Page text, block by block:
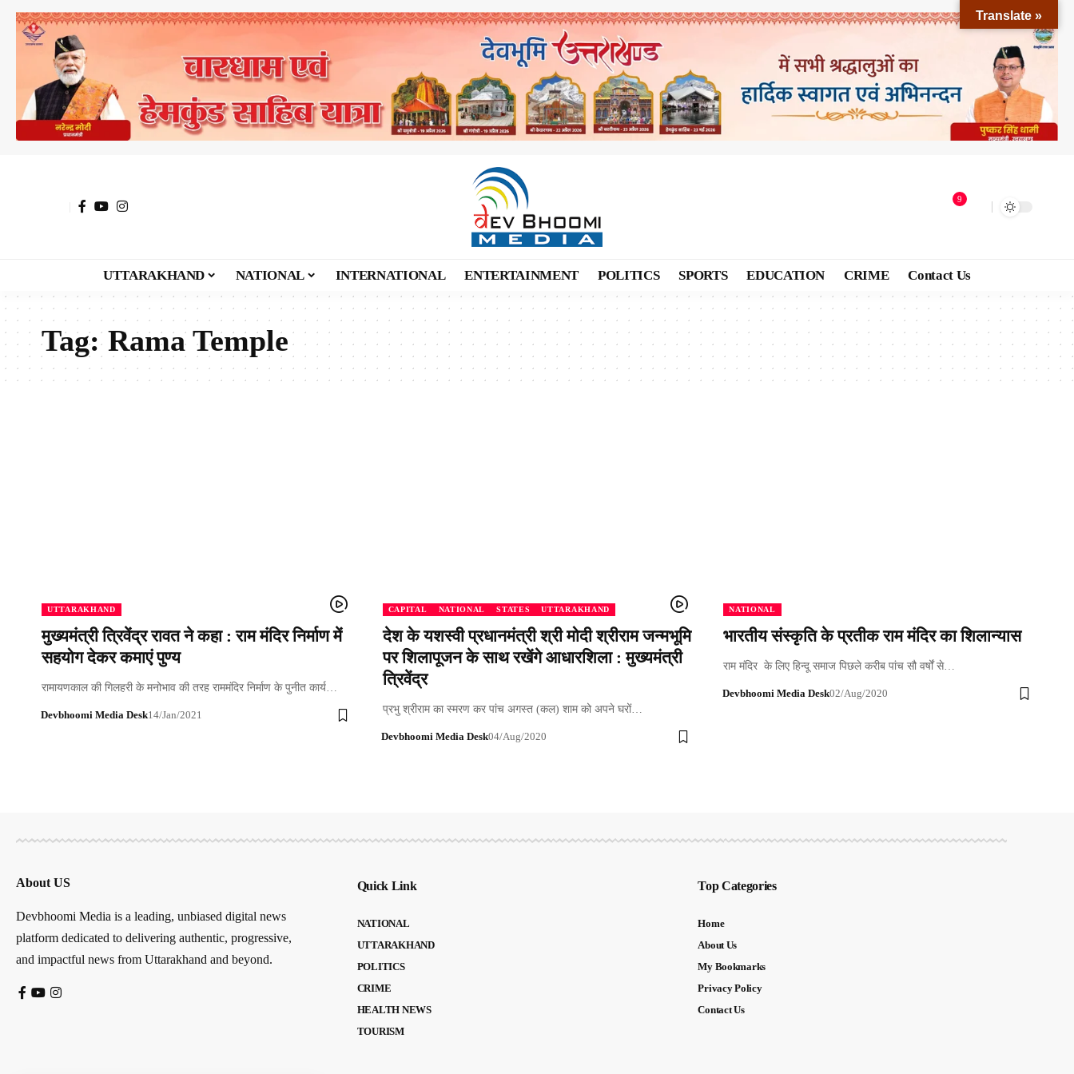
9
UTTARAKHAND NATIONAL INTERNATIONAL ENTERTAINMENT POLITICS SPORTS EDUCATION CRIME Contact Us
Tag:Rama Temple
UTTARAKHAND
मुख्यमंत्री त्रिवेंद्र रावत ने कहा : राम मंदिर निर्माण में
सहयोग देकर कमाएं पुण्य
रामायणकाल की गिलहरी के मनोभाव की तरह राममंदिर निर्माण के पुनीत कार्य…
Devbhoomi Media Desk14/Jan/2021
CAPITAL NATIONAL STATES UTTARAKHAND
देश के यशस्वी प्रधानमंत्री श्री मोदी श्रीराम जन्मभूमि
पर शिलापूजन के साथ रखेंगे आधारशिला : मुख्यमंत्री
त्रिवेंद्र
प्रभु श्रीराम का स्मरण कर पांच अगस्त (कल) शाम को अपने घरों…
Devbhoomi Media Desk04/Aug/2020
NATIONAL
भारतीय संस्कृति के प्रतीक राम मंदिर का शिलान्यास
राम मंदिर के लिए हिन्दू समाज पिछले करीब पांच सौ वर्षों से…
Devbhoomi Media Desk02/Aug/2020
About US
Devbhoomi Media is a leading, unbiased digital news
platform dedicated to delivering authentic, progressive,
and impactful news from Uttarakhand and beyond.
Quick Link
NATIONAL
UTTARAKHAND
POLITICS
CRIME
HEALTH NEWS
TOURISM
Top Categories
Home
About Us
My Bookmarks
Privacy Policy
Contact Us
Translate »